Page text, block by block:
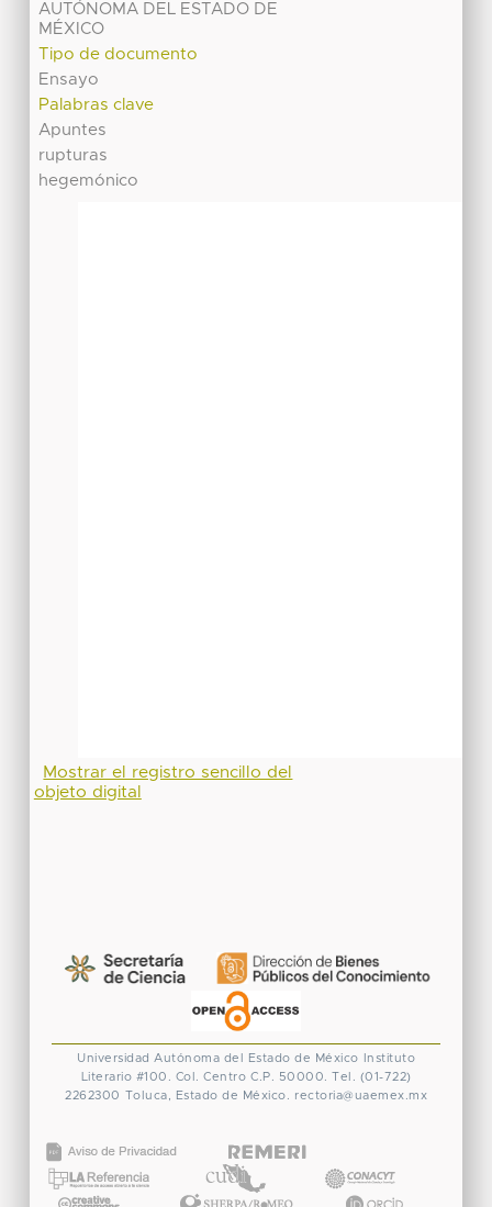
AUTÓNOMA DEL ESTADO DE
MÉXICO
Tipo de documento
Ensayo
Palabras clave
Apuntes
rupturas
hegemónico
Mostrar el registro sencillo del
objeto digital
Universidad Autónoma del Estado de México
Instituto
Literario #100. Col. Centro C.P. 50000. Tel. (01-722)
2262300
Toluca, Estado de México. rectoria@uaemex.mx